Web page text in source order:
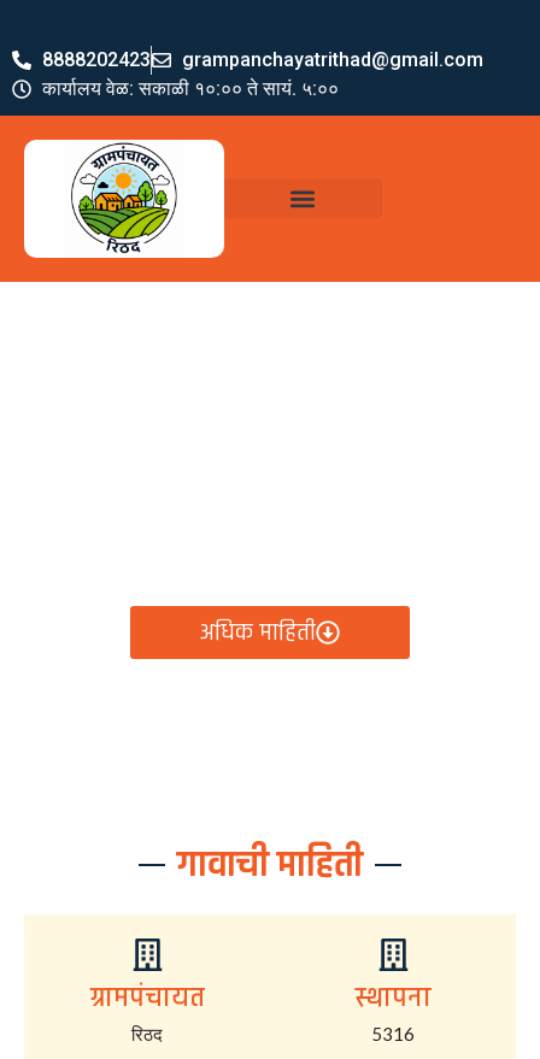
8888202423
grampanchayatrithad@gmail.com
कार्यालय वेळ: सकाळी १०:०० ते सायं. ५:००
अधिक माहिती
गावाची माहिती
ग्रामपंचायत
रिठद
स्थापना
5316